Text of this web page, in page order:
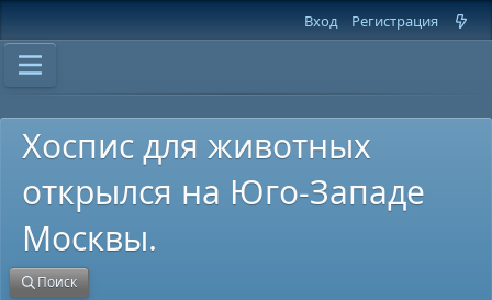
Вход Регистрация
Хоспис для животных
открылся на Юго-Западе
Москвы.
Поиск